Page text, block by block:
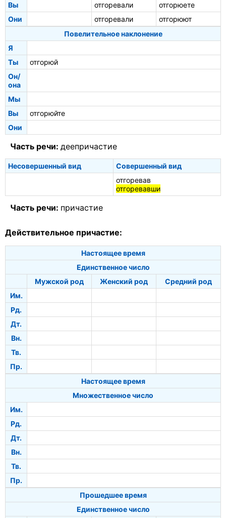
Вы
отгоревали
отгорюете
Они
отгоревали
отгорюют
Повелительное наклонение
Я
Ты
отгорюй
Он/
она
Мы
Вы
отгорюйте
Они
Часть речи: деепричастие
Несовершенный вид
Совершенный вид
отгоревав
отгоревавши
Часть речи: причастие
Действительное причастие:
Настоящее время
Единственное число
Мужской род
Женский род
Средний род
Им.
Рд.
Дт.
Вн.
Тв.
Пр.
Настоящее время
Множественное число
Им.
Рд.
Дт.
Вн.
Тв.
Пр.
Прошедшее время
Единственное число